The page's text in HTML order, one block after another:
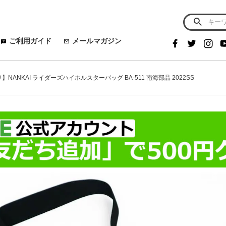
ご利用ガイド メールマガジン
】NANKAI ライダーズハイホルスターバッグ BA-511 南海部品 2022SS